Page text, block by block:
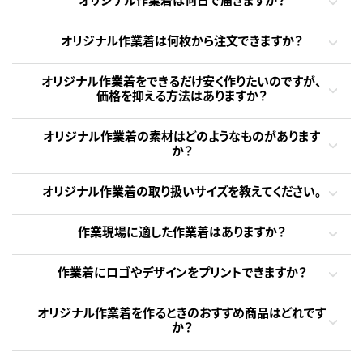
オリジナル作業着は何枚から注文できますか？
オリジナル作業着をできるだけ安く作りたいのですが、
価格を抑える方法はありますか？
オリジナル作業着の素材はどのようなものがあります
か？
オリジナル作業着の取り扱いサイズを教えてください。
作業現場に適した作業着はありますか？
作業着にロゴやデザインをプリントできますか？
オリジナル作業着を作るときのおすすめ商品はどれです
か？